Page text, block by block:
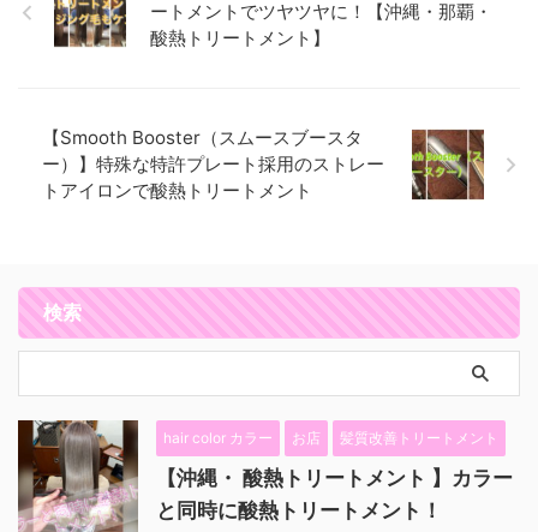
ートメントでツヤツヤに！【沖縄・那覇・
酸熱トリートメント】
【Smooth Booster（スムースブースタ
ー）】特殊な特許プレート採用のストレー
トアイロンで酸熱トリートメント
検索
hair color カラー お店 髪質改善トリートメント
【沖縄・ 酸熱トリートメント 】カラー
と同時に酸熱トリートメント！